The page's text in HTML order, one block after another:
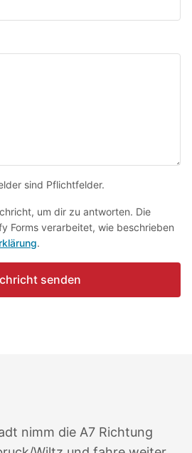
sind Pflichtfelder.
um dir zu antworten. Die
Forms verarbeitet, wie beschrieben
.
senden
nimm die A7 Richtung